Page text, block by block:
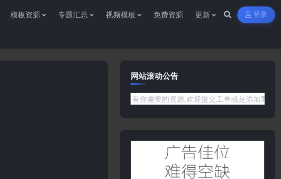
模板资源 专题汇总 视频模板 免费资源 更新 登录
网站滚动公告
果遇到任何问题或是网站没有你需要的资源,欢迎提交工单或是添加客服微信